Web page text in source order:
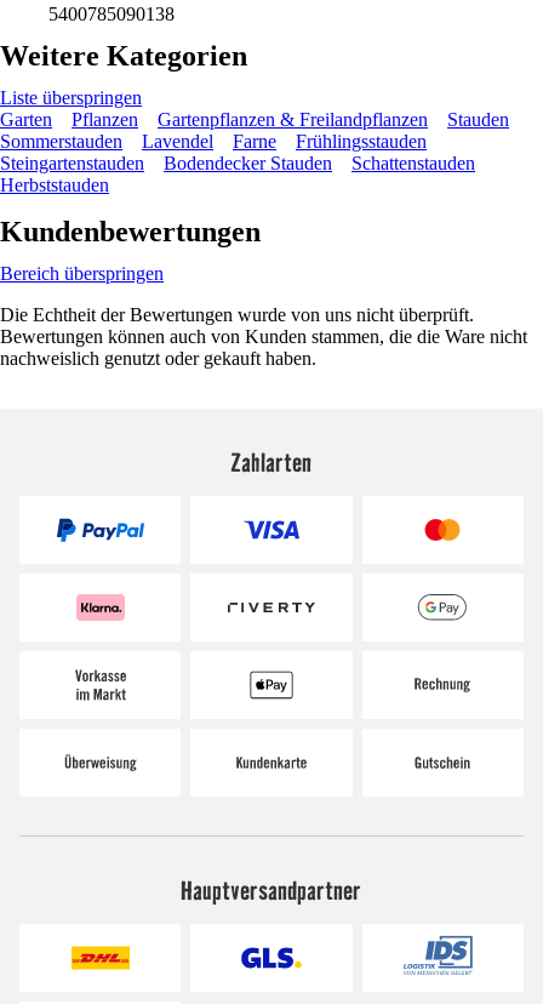
5400785090138
Weitere Kategorien
Liste überspringen
Garten
Pflanzen Gartenpflanzen & Freilandpflanzen
Stauden
Sommerstauden
Lavendel Farne
Frühlingsstauden
Steingartenstauden
Bodendecker Stauden
Schattenstauden
Herbststauden
Kundenbewertungen
Bereich überspringen
Die Echtheit der Bewertungen wurde von uns nicht überprüft.
Bewertungen können auch von Kunden stammen, die die Ware nicht
nachweislich genutzt oder gekauft haben.
Zahlarten
Hauptversandpartner